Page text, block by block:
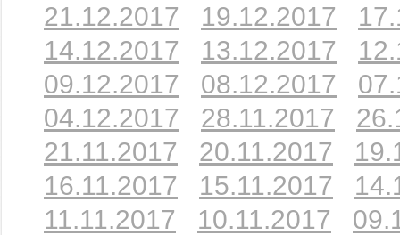
21.12.2017
19.12.2017
14.12.2017
13.12.2017
09.12.2017
08.12.2017
04.12.2017
28.11.2017
21.11.2017
20.11.2017
16.11.2017
15.11.2017
11.11.2017
10.11.2017